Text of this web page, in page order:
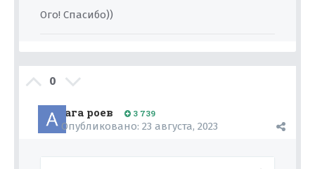
Ого! Спасибо))
0
ага роев 3 739
Опубликовано: 23 августа, 2023